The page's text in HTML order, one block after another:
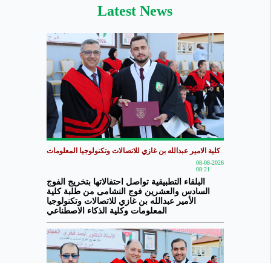
Latest News
كلية الامير عبدالله بن غازي للاتصالات وتكنولوجيا المعلومات
08-08-2026
08:21
البلقاء التطبيقية تواصل احتفالاتها بتخريج الفوج
السادس والعشرين فوج النشامى من طلبة كلية
الأمير عبدالله بن غازي للاتصالات وتكنولوجيا
المعلومات وكلية الذكاء الاصطناعي